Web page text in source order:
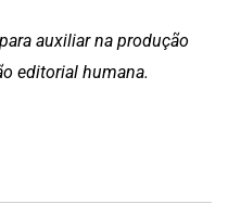
auxiliar na produção
editorial humana.